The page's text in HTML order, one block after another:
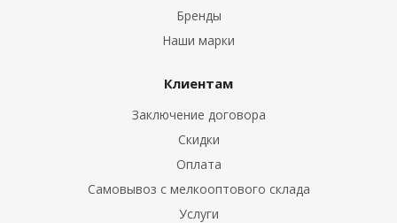
Бренды
Наши марки
Клиентам
Заключение договора
Скидки
Оплата
Самовывоз с мелкооптового склада
Услуги